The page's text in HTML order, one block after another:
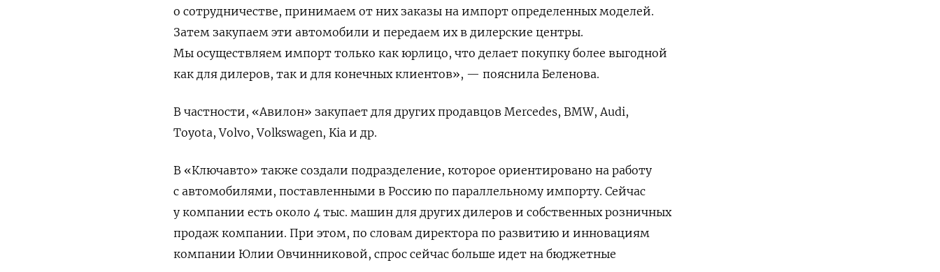
о сотрудничестве, принимаем от них заказы на импорт определенных моделей.
Затем закупаем эти автомобили и передаем их в дилерские центры.
Мы осуществляем импорт только как юрлицо, что делает покупку более выгодной
как для дилеров, так и для конечных клиентов», — пояснила Беленова.
В частности, «Авилон» закупает для других продавцов Mercedes, BMW, Audi,
Toyota, Volvo, Volkswagen, Kia и др.
В «Ключавто» также создали подразделение, которое ориентировано на работу
с автомобилями, поставленными в Россию по параллельному импорту. Сейчас
у компании есть около 4 тыс. машин для других дилеров и собственных розничных
продаж компании. При этом, по словам директора по развитию и инновациям
компании Юлии Овчинниковой, спрос сейчас больше идет на бюджетные